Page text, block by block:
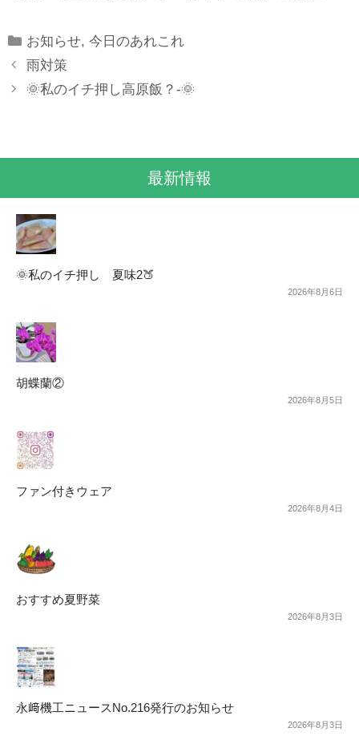
Categories
お知らせ,今日のあれこれ
雨対策
🌞私のイチ押し高原飯？-🌞
最新情報
🌞私のイチ押し 夏味2🍑
2026年8月6日
胡蝶蘭②
2026年8月5日
ファン付きウェア
2026年8月4日
おすすめ夏野菜
2026年8月3日
永﨑機工ニュースNo.216発行のお知らせ
2026年8月3日